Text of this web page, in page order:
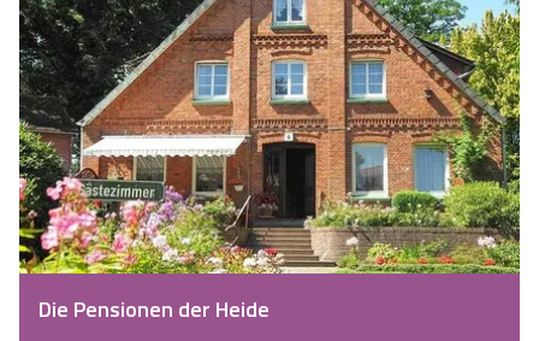
Die Pensionen der Heide